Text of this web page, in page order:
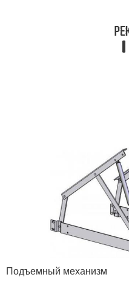
Подъемный механизм